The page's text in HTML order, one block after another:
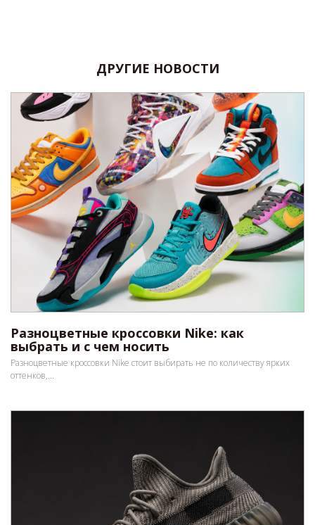
ДРУГИЕ НОВОСТИ
Разноцветные кроссовки Nike: как
выбрать и с чем носить
Разноцветные кроссовки Nike стоит выбирать не по количеству ярких
оттенков,...